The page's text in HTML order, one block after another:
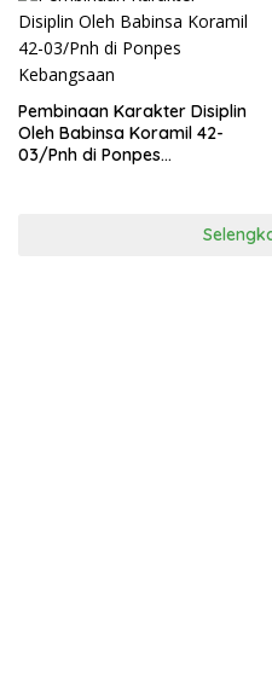
Pembinaan Karakter Disiplin
Oleh Babinsa Koramil 42-
03/Pnh di Ponpes